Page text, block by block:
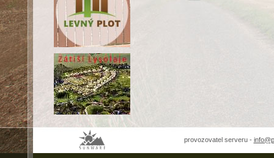
provozovatel serveru -